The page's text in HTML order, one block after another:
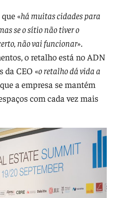
«há muitas cidades para
se o sítio não tiver o
não vai funcionar».
o retalho está no ADN
da CEO «o retalho dá vida a
a empresa se mantém
com cada vez mais